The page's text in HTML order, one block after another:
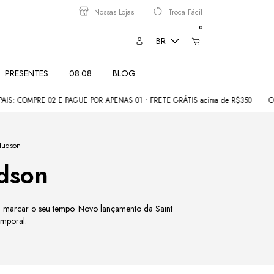
Nossas Lojas Troca Fácil
BR
0
PRESENTES 08.08 BLOG
02 E PAGUE POR APENAS 01 • FRETE GRÁTIS acima de R$350
o seu tempo. Novo lançamento da Saint